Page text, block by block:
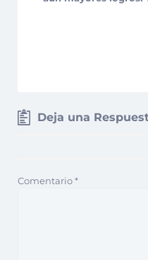
Deja una
Comentario*